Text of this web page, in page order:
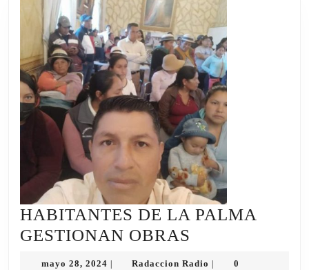
HABITANTES DE LA PALMA
GESTIONAN OBRAS
mayo 28, 2024 mayo Radaccion Radio Radaccion
0